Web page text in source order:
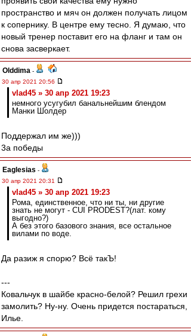
пространство и мяч он должен получать лицом
к сопернику. В центре ему тесно. Я думаю, что
новый тренер поставит его на фланг и там он
снова засверкает.
Olddima -
30 апр 2021 20:56
vlad45 » 30 апр 2021 19:23
немного усугубил банальнейшим блендом
Манки Шолдер
Поддержал им же)))
3а победы
Eaglesias -
30 апр 2021 20:31
vlad45 » 30 апр 2021 19:23
Рома, единственное, что ни ты, ни другие
знать не могут - CUI PRODEST?(лат. кому
выгодно?)
А без этого базового знания, все остальное
вилами по воде.
Да разиж я спорю? Всё такЪ!
---
Ковальчук в шайбе красно-белой? Решил грехи
замолить? Ну-ну. Очень придется постараться,
Илье.